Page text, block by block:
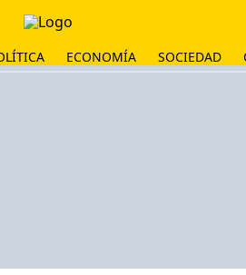
ECONOMÍA SOCIEDAD